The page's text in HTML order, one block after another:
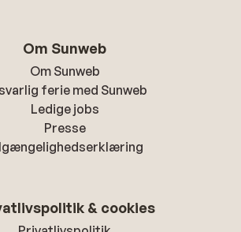
Om Sunweb
Om Sunweb
ferie med Sunweb
Ledige jobs
Presse
& cookies